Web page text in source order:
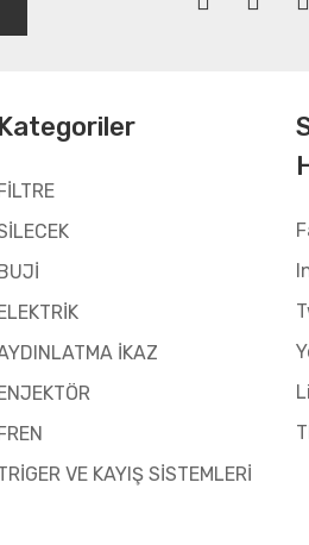
Kategoriler
FİLTRE
BUJİ
ELEKTRİK
İKAZ
ENJEKTÖR
FREN
VE KAYIŞ SİSTEMLERİ